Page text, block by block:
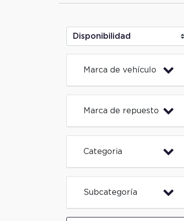
Marca de vehículo
Marca de repuesto
Categoria
Subcategoría